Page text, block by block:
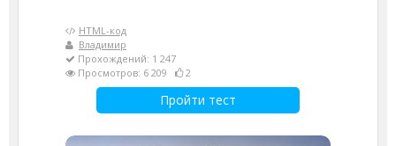
HTML-код
Владимир
Прохождений: 1 247
Просмотров: 6 209
2
Пройти тест